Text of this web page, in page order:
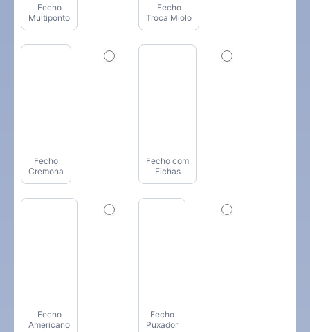
Fecho
Multiponto
Fecho
Troca Miolo
Fecho
Cremona
Fecho com
Fichas
Fecho
Americano
Fecho
Puxador